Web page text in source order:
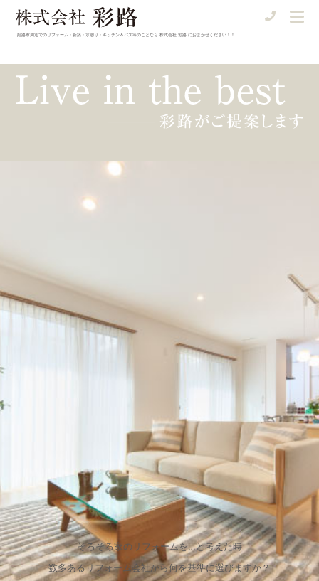
姫路市周辺でのリフォーム・新築・水廻り・キッチン＆バス等のことなら 株式会社 彩路 におまかせください！！
そろそろ家のリフォームを…と考えた時
数多あるリフォーム会社から何を基準に選びますか？